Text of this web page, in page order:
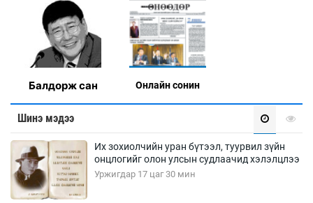
Балдорж сан Онлaйн сонин
Шинэ мэдээ
Их зохиолчийн уран бүтээл, туурвил зүйн
онцлогийг олон улсын судлаачид хэлэлцлээ
Уржигдар 17 цаг 30 мин